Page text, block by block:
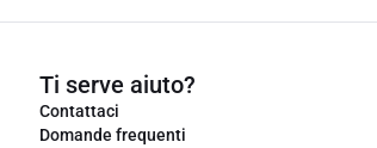
Ti serve aiuto?
Contattaci
Domande frequenti